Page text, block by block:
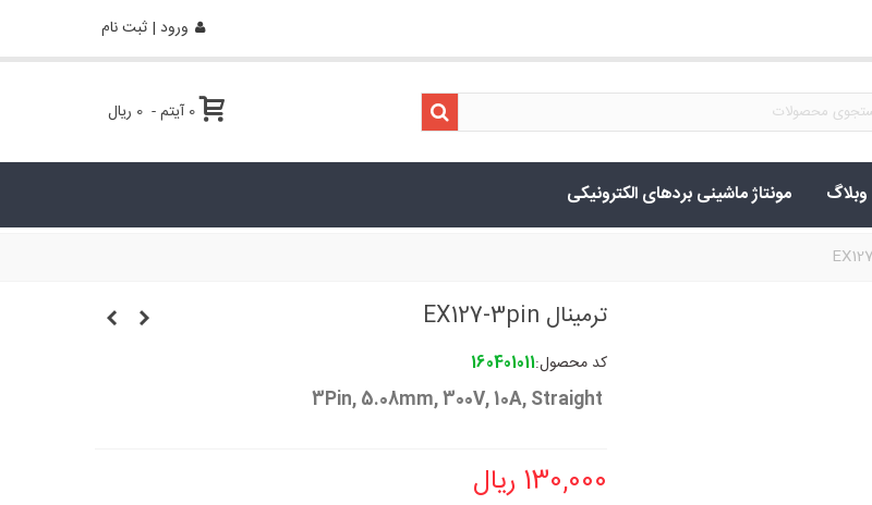
ورود | ثبت نام
0 آیتم- 0 ریال
وبلاگ مونتاژ ماشینی بردهای الکترونیکی
ترمینال EX127-3pin
کد محصول:160401011
130,000 ریال